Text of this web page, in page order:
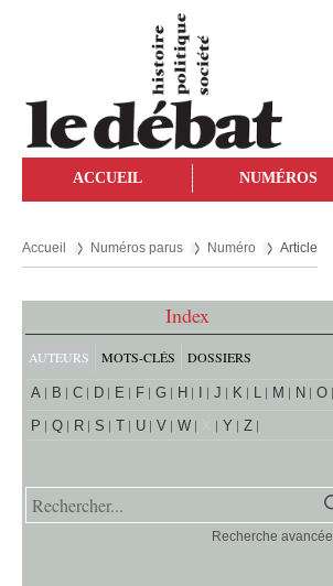
ACCUEIL NUMÉROS
Accueil Numéros parus Numéro Article
Index
AUTEURS MOTS-CLÉS DOSSIERS
A B C D E F G H J K L M N
O
P
Q R S T U V W Y Z
Recherche avancée